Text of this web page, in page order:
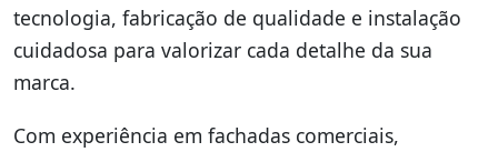
tecnologia, fabricação de qualidade e instalação
cuidadosa para valorizar cada detalhe da sua
marca.
Com experiência em fachadas comerciais,